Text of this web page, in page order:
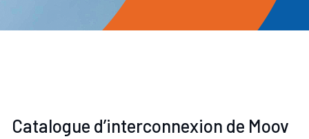
Catalogue d’interconnexion de Moov